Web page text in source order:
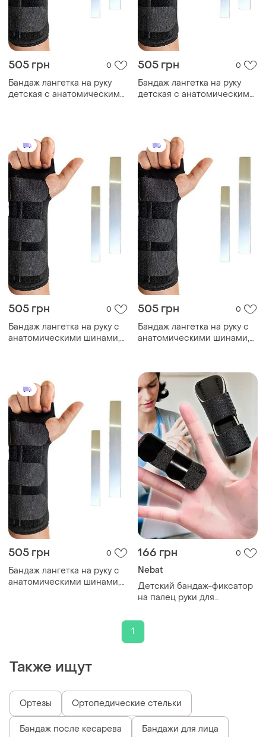
505 грн 0
Бандаж лангетка на руку
детская с анатомическими
505 грн 0
Бандаж лангетка на руку
детская с анатомическими
505 грн 0
Бандаж лангетка на руку с
анатомическими шинами,
505 грн 0
Бандаж лангетка на руку с
анатомическими шинами,
505 грн 0
Бандаж лангетка на руку с
анатомическими шинами,
166 грн 0
Nebat
Детский бандаж-фиксатор
на палец руки для
1
Также ищут
Ортезы Ортопедические стельки
Бандаж после кесарева Бандажи для лица